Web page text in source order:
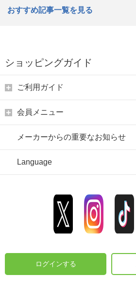
おすすめ記事一覧を見る
ショッピングガイド
ご利用ガイド
会員メニュー
メーカーからの重要なお知らせ
Language
ログインする